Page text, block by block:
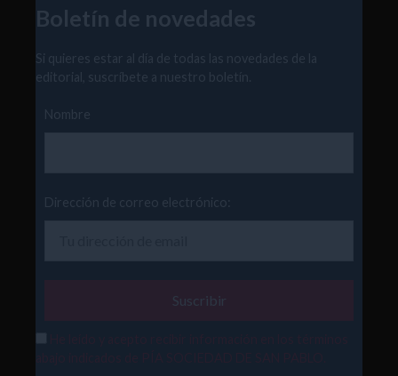
Boletín de novedades
Si quieres estar al día de todas las novedades de la
editorial, suscríbete a nuestro boletín.
Nombre
Dirección de correo electrónico: